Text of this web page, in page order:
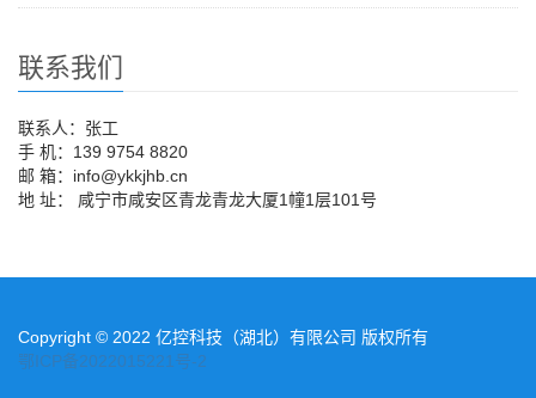
联系我们
联系人：张工
手 机：139 9754 8820
邮 箱：info@ykkjhb.cn
地 址： 咸宁市咸安区青龙青龙大厦1幢1层101号
Copyright © 2022 亿控科技（湖北）有限公司 版权所有
鄂ICP备2022015221号-2